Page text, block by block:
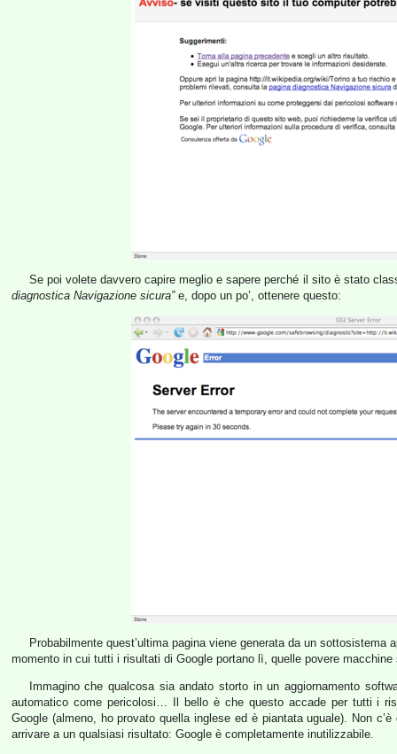
Se poi volete davvero capire meglio e sapere perché il sito è stato
diagnostica Navigazione sicura”e, dopo un po’, ottenere questo:
Probabilmente quest’ultima pagina viene generata da un
momento in cui tutti i risultati di Google portano lì, quelle povere
Immagino che qualcosa sia andato storto in un aggiornamento
automatico come pericolosi… Il bello è che questo accade per tutti i
Google (almeno, ho provato quella inglese ed è piantata uguale). Non
arrivare a un qualsiasi risultato: Google è completamente inutilizzabile.